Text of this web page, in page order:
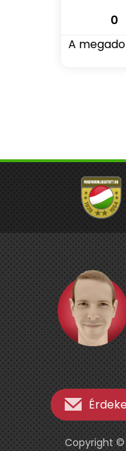
0
A
Copyright